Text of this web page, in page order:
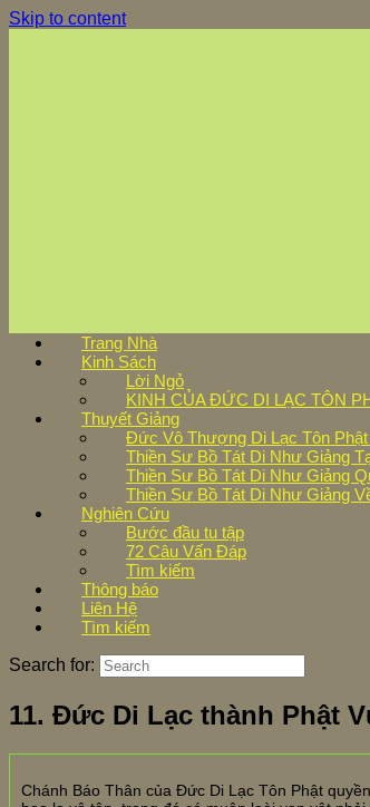
Skip to content
Trang Nhà
Kinh Sách
Lời Ngỏ
KINH CỦA ĐỨC DI LẠC TÔN
Thuyết Giảng
Đức Vô Thượng Di Lạc Tôn Phật
Thiền Sư Bồ Tát Di Như Giảng
Thiền Sư Bồ Tát Di Như Giảng
Thiền Sư Bồ Tát Di Như Giảng
Nghiên Cứu
Bước đầu tu tập
72 Câu Vấn Đáp
Tìm kiếm
Thông báo
Liên Hệ
Tìm kiếm
Search for:
11. Đức Di Lạc thành Phật
Chánh Báo Thân của Đức Di Lạc Tôn Phật